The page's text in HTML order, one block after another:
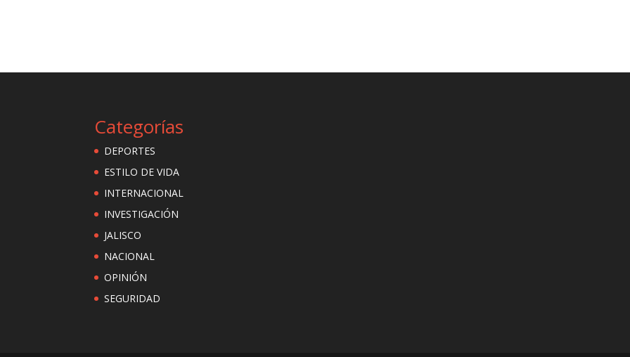
Categorías
DEPORTES
ESTILO DE VIDA
INTERNACIONAL
INVESTIGACIÓN
JALISCO
NACIONAL
OPINIÓN
SEGURIDAD